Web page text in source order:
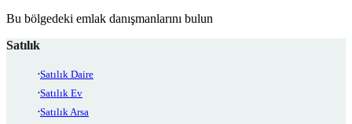
Bu bölgedeki emlak danışmanlarını bulun
Satılık
Satılık Daire
Satılık Ev
Satılık Arsa